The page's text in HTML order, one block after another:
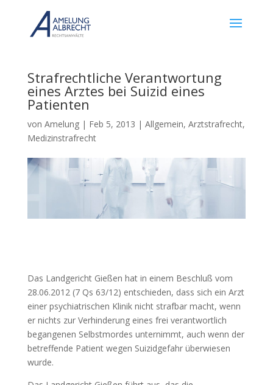
Strafrechtliche Verantwortung
eines Arztes bei Suizid eines
Patienten
von Amelung| Feb 5, 2013 | Allgemein, Arztstrafrecht,
Medizinstrafrecht
Das Landgericht Gießen hat in einem Beschluß vom
28.06.2012 (7 Qs 63/12) entschieden, dass sich ein Arzt
einer psychiatrischen Klinik nicht strafbar macht, wenn
er nichts zur Verhinderung eines frei verantwortlich
begangenen Selbstmordes unternimmt, auch wenn der
betreffende Patient wegen Suizidgefahr überwiesen
wurde.